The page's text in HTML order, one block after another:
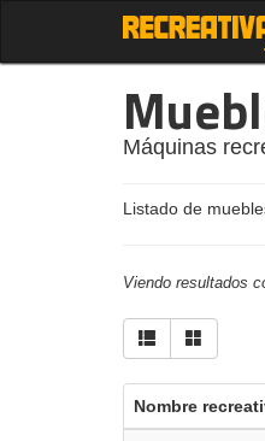
Máquinas
Listado de
Viendo resultados
Nombre